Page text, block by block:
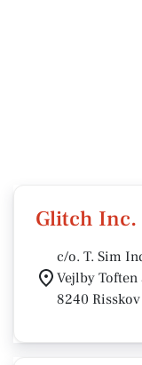
Glitch Inc.
c/o. T. Sim
Vejlby Toften
8240 Risskov